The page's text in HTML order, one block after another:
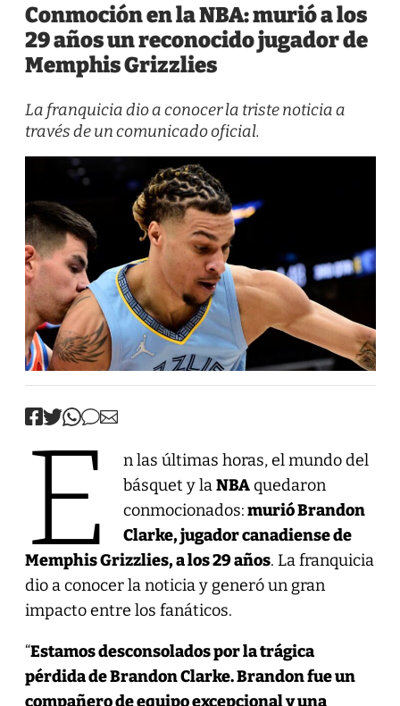
Conmoción en la NBA: murió a los
29 años un reconocido jugador de
Memphis Grizzlies
La franquicia dio a conocer la triste noticia a
través de un comunicado oficial.
E
n las últimas horas, el mundo del
básquet y laNBAquedaron
conmocionados:murió Brandon
Clarke, jugador canadiense de
Memphis Grizzlies, a los 29 años. La franquicia
dio a conocer la noticia y generó un gran
impacto entre los fanáticos.
“Estamos desconsolados por la trágica
pérdida de Brandon Clarke. Brandon fue un
compañero de equipo excepcional y una